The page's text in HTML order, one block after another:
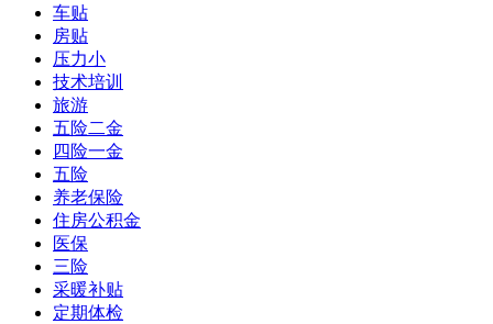
车贴
房贴
压力小
技术培训
旅游
五险二金
四险一金
五险
养老保险
住房公积金
医保
三险
采暖补贴
定期体检